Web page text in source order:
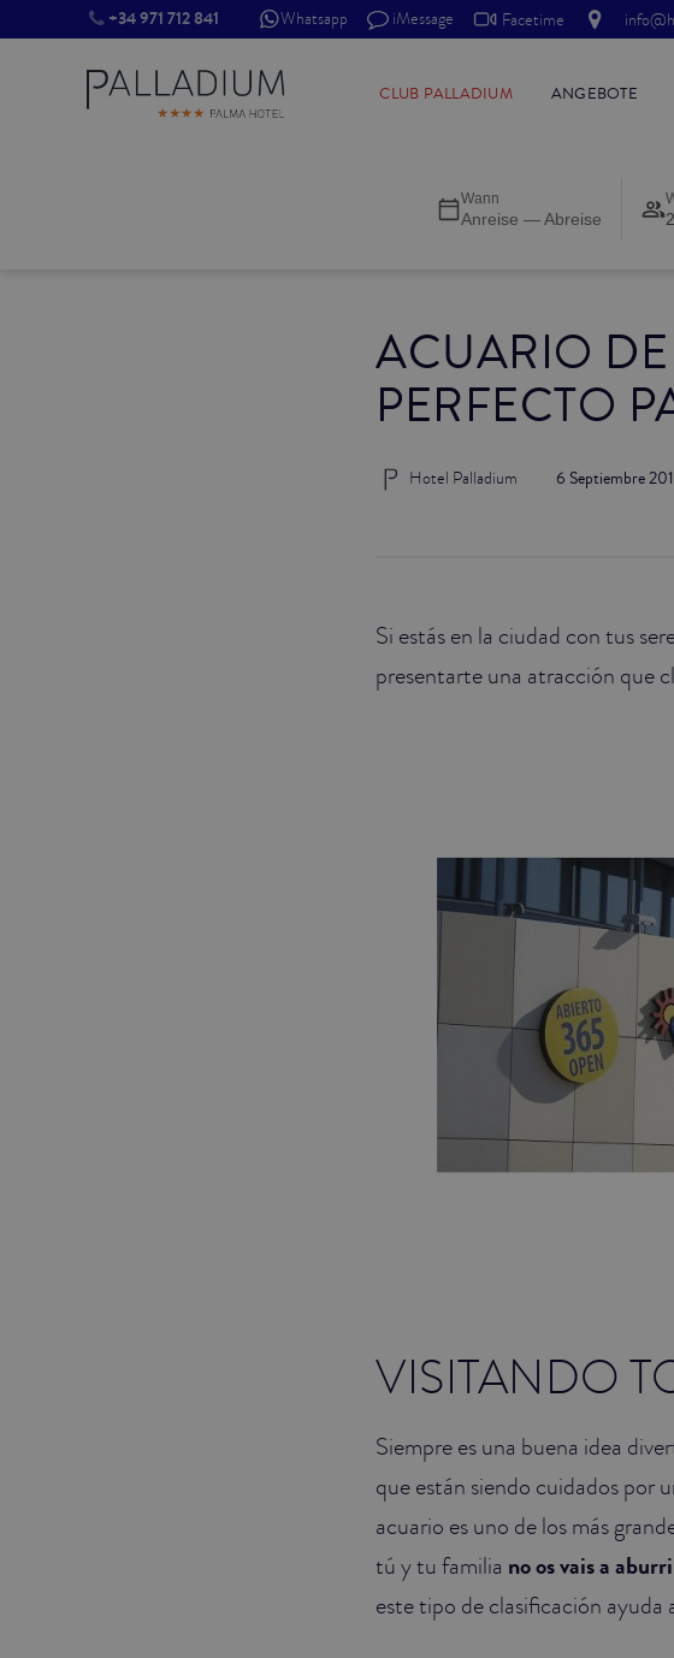
ACUARIO
PERFECTO
6 Septiembre
Hotel Palladium
Si estás en la ciudad con tus
presentarte una atracción que
VISITANDO
Siempre es una buena idea
que están siendo cuidados por
acuario es uno de los más
tú y tu familia no os vais a
este tipo de clasificación ayuda
+34 971 712 841 Whatsapp iMessage Facetime
CLUB PALLADIUM ANGEBOTE
Wann
Anreise — Abreise
SINGLE RED